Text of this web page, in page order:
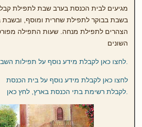
מגיעים לבית הכנסת בערב שבת לתפילת
בשבת בבוקר לתפילת שחרית ומוסף, ובשבת
הצהרים לתפילת מנחה. שעות התפילה
השונים
.לחצו כאן לקבלת מידע נוסף על תפילות
לחצו כאן לקבלת מידע נוסף על בית הכנסת
.לקבלת רשימת בתי הכנסת בארץ, לחץ כאן